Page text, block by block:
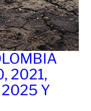
2021,
Y